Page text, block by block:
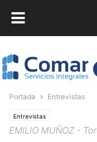
Portada Entrevistas
Entrevistas
EMILIO MUÑOZ -